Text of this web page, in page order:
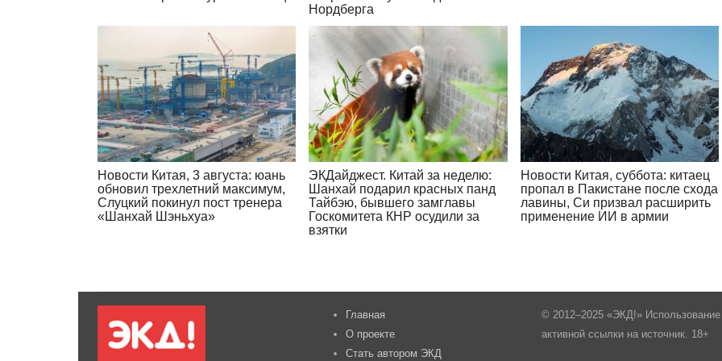
Нордберга
Новости Китая, 3 августа: юань
обновил трехлетний максимум,
Слуцкий покинул пост тренера
«Шанхай Шэньхуа»
ЭКДайджест. Китай за неделю:
Шанхай подарил красных панд
Тайбэю, бывшего замглавы
Госкомитета КНР осудили за
взятки
Новости Китая, суббота: китаец
пропал в Пакистане после схода
лавины, Си призвал расширить
применение ИИ в армии
Главная
О проекте
Стать автором ЭКД
© 2012–2025 «ЭКД!»
активной ссылки на источник. 18+